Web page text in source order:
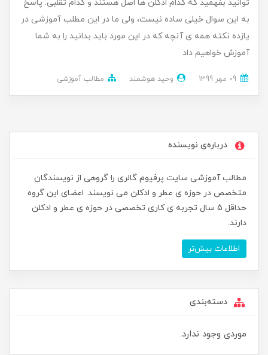
توانید بفهمید که کدام ادکلن ها اصل هستند و کدام تقلبی. پاسخ
به این سوال خیلی ساده نیست، ولی ما در این مطلب آموزشی در
یازده نکته همه ی آنچه که در این مورد باید بدانید را به شما
آموزش خواهیم داد
وحید هوشمند مطالب آموزشی
درباره‌ی نویسنده
مطالب آموزشی سایت پرفیوم گالری را گروهی از نویسندگان
متخصص در حوزه ی عطر و ادکلن می نویسند. اعضای این گروه
حداقل 5 سال تجربه ی کاری تخصصی در حوزه ی عطر و ادکلن
دارند.
اطلاعات بیش‌تر
دسته‌بندی
موردی وجود ندارد.